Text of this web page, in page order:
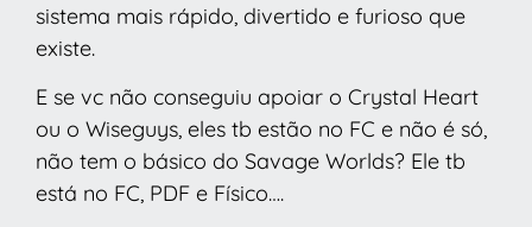
sistema mais rápido, divertido e furioso que
existe.
E se vc não conseguiu apoiar o Crystal Heart
ou o Wiseguys, eles tb estão no FC e não é só,
não tem o básico do Savage Worlds? Ele tb
está no FC, PDF e Físico….